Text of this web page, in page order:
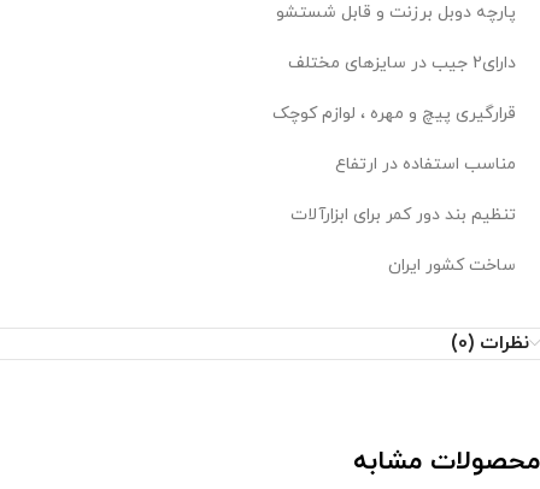
پارچه دوبل برزنت و قابل شستشو
دارای2 جیب در سایزهای مختلف
قرارگیری پیچ و مهره ، لوازم کوچک
مناسب استفاده در ارتفاع
تنظیم بند دور کمر برای ابزارآلات
ساخت کشور ایران
نظرات (0)
محصولات مشابه